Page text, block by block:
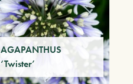
AGAPANTHUS
‘Twister’